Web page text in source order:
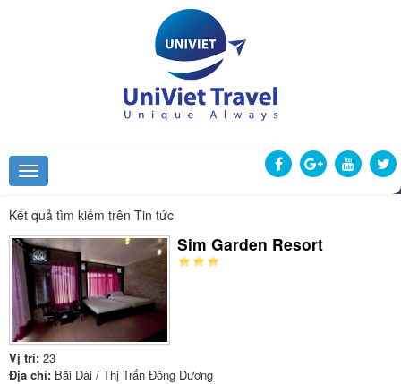
Kết quả tìm kiếm trên Tin tức
Sim Garden Resort
Vị trí: 23
Địa chỉ: Bãi Dài / Thị Trấn Đông Dương